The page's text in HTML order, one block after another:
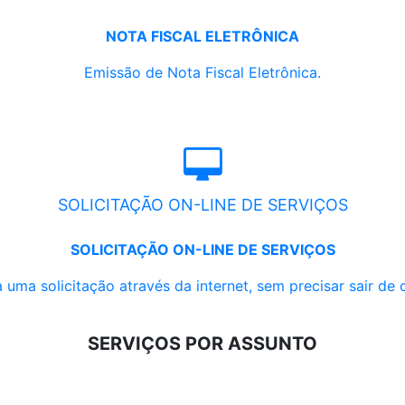
NOTA FISCAL ELETRÔNICA
Emissão de Nota Fiscal Eletrônica.
SOLICITAÇÃO ON-LINE DE SERVIÇOS
SOLICITAÇÃO ON-LINE DE SERVIÇOS
uma solicitação através da internet, sem precisar sair de
SERVIÇOS POR ASSUNTO